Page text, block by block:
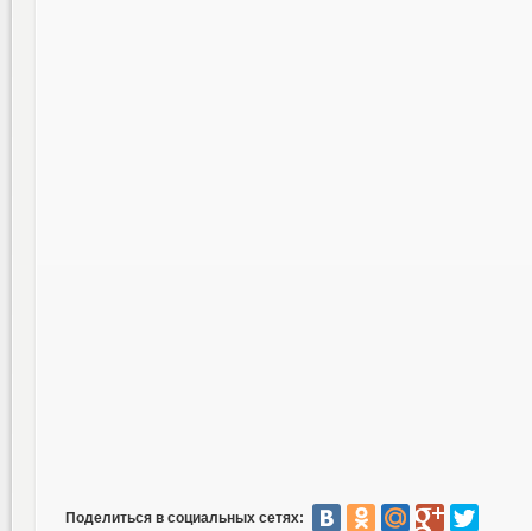
Поделиться в социальных сетях: